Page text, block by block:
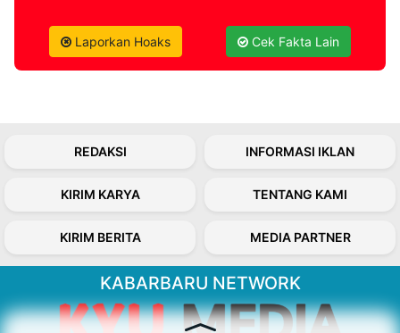
Laporkan Hoaks Cek Fakta Lain
REDAKSI INFORMASI IKLAN
KIRIM KARYA TENTANG KAMI
KIRIM BERITA MEDIA PARTNER
KABARBARU NETWORK